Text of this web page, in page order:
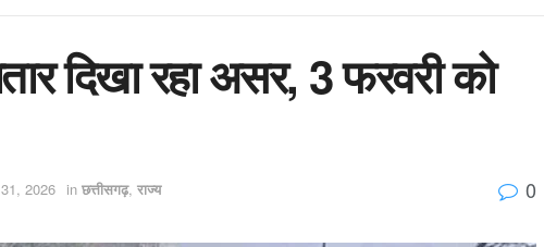
दिखा रहा असर, 3 फरवरी को
2026 in छत्तीसगढ़, राज्य 0